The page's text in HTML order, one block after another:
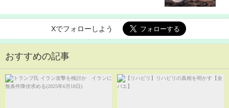
Xでフォローしよう
おすすめの記事